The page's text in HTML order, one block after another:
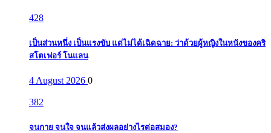
428
เป็นส่วนหนึ่ง เป็นแรงขับ แต่ไม่ได้เฉิดฉาย: ว่าด้วยผู้หญิงในหนังของคริ
สโตเฟอร์ โนแลน
4 August 2026 0
382
จนกาย จนใจ จนแล้วส่งผลอย่างไรต่อสมอง?